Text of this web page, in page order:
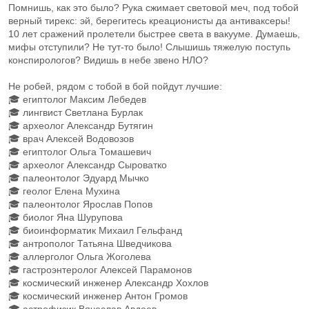
Помнишь, как это было? Рука сжимает световой меч, под тобой
верный тирекс: эй, берегитесь креационисты да антиваксеры!
10 лет сражений пролетели быстрее света в вакууме. Думаешь,
мифы отступили? Не тут-то было! Слышишь тяжелую поступь
конспирологов? Видишь в небе звено НЛО?
Не робей, рядом с тобой в бой пойдут лучшие:
🎓 египтолог Максим Лебедев
🎓 лингвист Светлана Бурлак
🎓 археолог Александр Бутягин
🎓 врач Алексей Водовозов
🎓 египтолог Ольга Томашевич
🎓 археолог Александр Сыроватко
🎓 палеонтолог Эдуард Мычко
🎓 геолог Елена Мухина
🎓 палеонтолог Ярослав Попов
🎓 биолог Яна Шурупова
🎓 биоинформатик Михаил Гельфанд
🎓 антрополог Татьяна Шведчикова
🎓 аллерголог Ольга Жоголева
🎓 гастроэнтеролог Алексей Парамонов
🎓 космический инженер Александр Хохлов
🎓 космический инженер Антон Громов